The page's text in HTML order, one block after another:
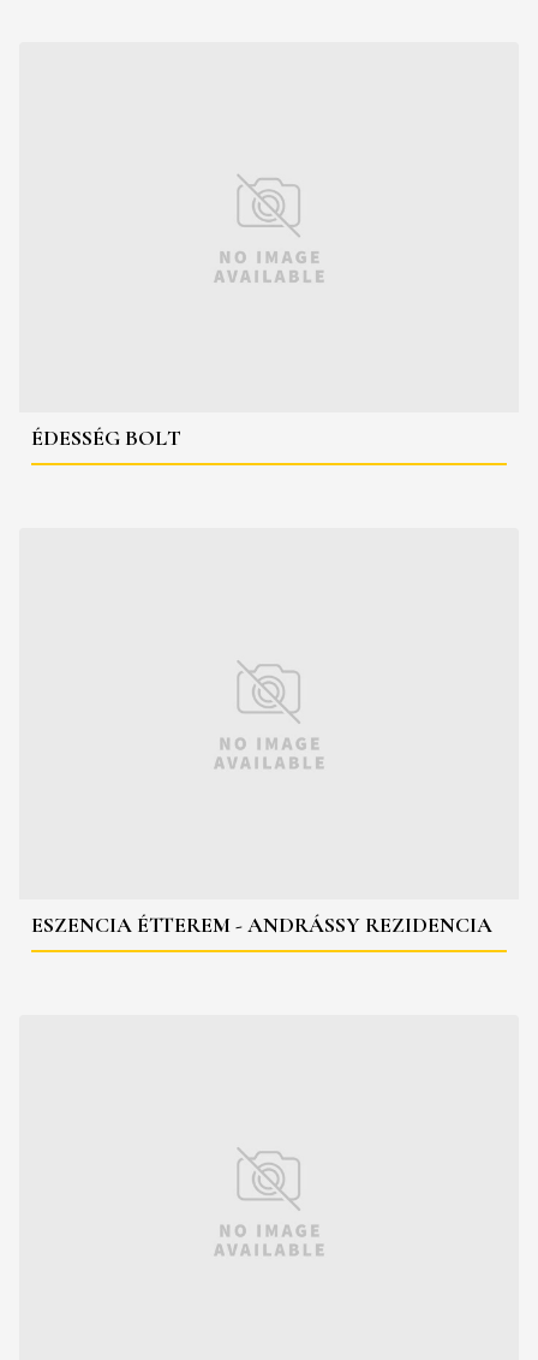
ÉDESSÉG BOLT
ESZENCIA ÉTTEREM - ANDRÁSSY REZIDENCIA